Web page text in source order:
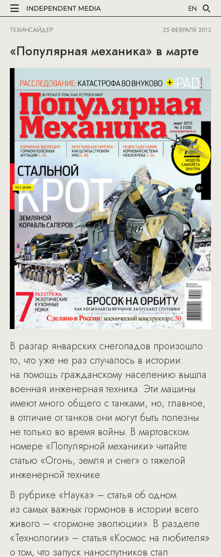
EN
ТЕХИНСАЙДЕР 25 ФЕВРАЛЯ 2013
«Популярная механика» в марте
В разгар январских снегопадов произошло
то, что уже не раз случалось в истории:
на помощь гражданскому населению вышла
военная инженерная техника. Эти машины
имеют много общего с танками, но, главное,
в отличие от танков они могут быть полезны
не только во время войны. В мартовском
номере «Популярной механики» читайте
статью «Огонь, земля и снег» о тяжелой
инженерной технике.
В рубрике «Наука» – статья об одном
из самых важных гормонов в истории всего
живого – «гормоне эволюции». В разделе
«Технологии» – статья «Космос на любителя»
о том, что запуск наноспутников стал